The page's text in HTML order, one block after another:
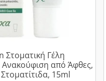
Στοματική Γέλη
από Άφθες,
15ml